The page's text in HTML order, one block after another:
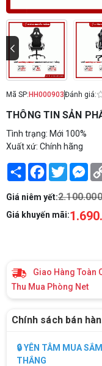
Mã SP: HH000903Đánh giá:
THÔNG TIN SẢN
Tình trạng: Mới 100%
Xuất xứ: Chính hãng
Share Facebook
Twitter
Giá niêm yết:
Giá khuyến mãi:
Giao Hàng Toàn
Thu Mua Phòng Net
Chính sách bán
🔒 YÊN TÂM MUA
THẮNG